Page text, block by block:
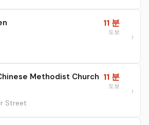
11 분
도보
Methodist Church
Street
11 분
도보